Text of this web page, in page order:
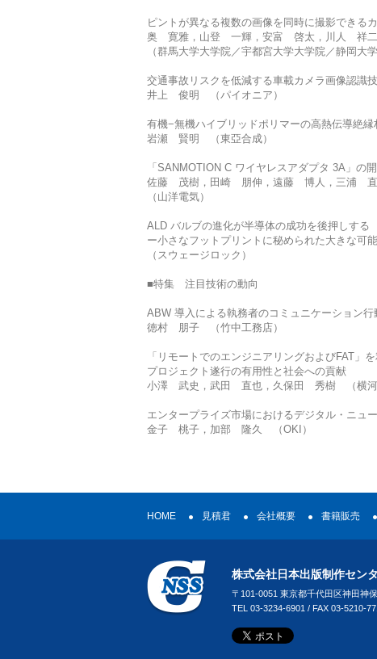
ピントが異なる複数の画像を同時に撮影できる
奥 寛雅，山登 一輝，安富 啓太，川人 祥
（群馬大学大学院／宇都宮大学大学院／静岡大学
交通事故リスクを低減する車載カメラ画像認識
井上 俊明 （パイオニア）
有機−無機ハイブリッドポリマーの高熱伝導絶縁
岩瀬 賢明 （東亞合成）
「SANMOTION C ワイヤレスアダプタ 3A」の
佐藤 茂樹，田崎 朋伸，遠藤 博人，三浦
（山洋電気）
ALD バルブの進化が半導体の成功を後押しする
ー小さなフットプリントに秘められた大きな可
（スウェージロック）
■特集 注目技術の動向
ABW 導入による執務者のコミュニケーション行
徳村 朋子 （竹中工務店）
「リモートでのエンジニアリングおよびFAT」
プロジェクト遂行の有用性と社会への貢献
小澤 武史，武田 直也，久保田 秀樹 （横河
エンタープライズ市場におけるデジタル・ニュ
金子 桃子，加部 隆久 （OKI）
HOME 見積君 会社概要 書籍販売
株式会社日本出版制作セン
〒101-0051 東京都千代田区神田神
TEL 03-3234-6901 / FAX 03-5210-